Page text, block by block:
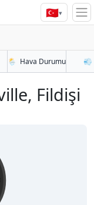
🇹🇷▾
🌦️ Hava Durumu 💨
Fildişi